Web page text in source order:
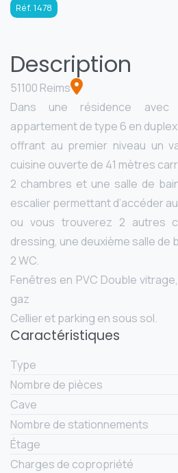
Réf. 1478
Description
51100 Reims
Dans une résidence
appartement de type 6 en
offrant au premier niveau un
cuisine ouverte de 41 mètres
2 chambres et une salle de
escalier permettant d’accéder
ou vous trouverez 2 autres
dressing, une deuxième salle de
2 WC.
Fenêtres en PVC Double
gaz
Cellier et parking en sous sol.
Caractéristiques
Type
Nombre de pièces
Cave
Nombre de stationnements
Étage
Charges de copropriété